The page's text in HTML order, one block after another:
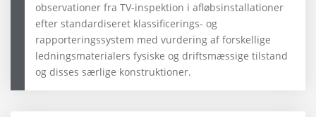
observationer fra TV-inspektion i afløbsinstallationer
efter standardiseret klassificerings- og
rapporteringssystem med vurdering af forskellige
ledningsmaterialers fysiske og driftsmæssige tilstand
og disses særlige konstruktioner.